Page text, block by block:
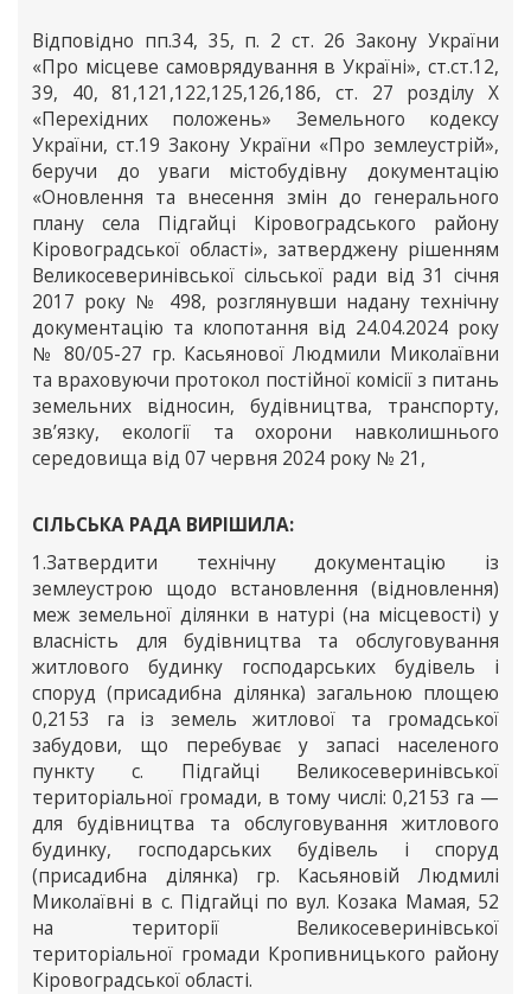
Відповідно пп.34, 35, п. 2 ст. 26 Закону України
«Про місцеве самоврядування в Україні», ст.ст.12,
39, 40, 81,121,122,125,126,186, ст. 27 розділу Х
«Перехідних положень» Земельного кодексу
України, ст.19 Закону України «Про землеустрій»,
беручи до уваги містобудівну документацію
«Оновлення та внесення змін до генерального
плану села Підгайці Кіровоградського району
Кіровоградської області», затверджену рішенням
Великосеверинівської сільської ради від 31 січня
2017 року № 498, розглянувши надану технічну
документацію та клопотання від 24.04.2024 року
№ 80/05-27 гр. Касьянової Людмили Миколаївни
та враховуючи протокол постійної комісії з питань
земельних відносин, будівництва, транспорту,
зв’язку, екології та охорони навколишнього
середовища від 07 червня 2024 року № 21,
СІЛЬСЬКА РАДА ВИРІШИЛА:
1.Затвердити технічну документацію із
землеустрою щодо встановлення (відновлення)
меж земельної ділянки в натурі (на місцевості) у
власність для будівництва та обслуговування
житлового будинку господарських будівель і
споруд (присадибна ділянка) загальною площею
0,2153 га із земель житлової та громадської
забудови, що перебуває у запасі населеного
пункту с. Підгайці Великосеверинівської
територіальної громади, в тому числі: 0,2153 га —
для будівництва та обслуговування житлового
будинку, господарських будівель і споруд
(присадибна ділянка) гр. Касьяновій Людмилі
Миколаївні в с. Підгайці по вул. Козака Мамая, 52
на території Великосеверинівської
територіальної громади Кропивницького району
Кіровоградської області.